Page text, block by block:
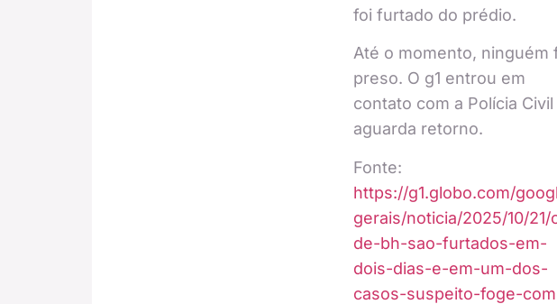
foi furtado do prédio.
Até o momento, ninguém
preso. O g1 entrou em
contato com a Polícia Civil
aguarda retorno.
Fonte:
https://g1.globo.com/
gerais/noticia/2025/10/
de-bh-sao-furtados-em-
dois-dias-e-em-um-dos-
casos-suspeito-foge-